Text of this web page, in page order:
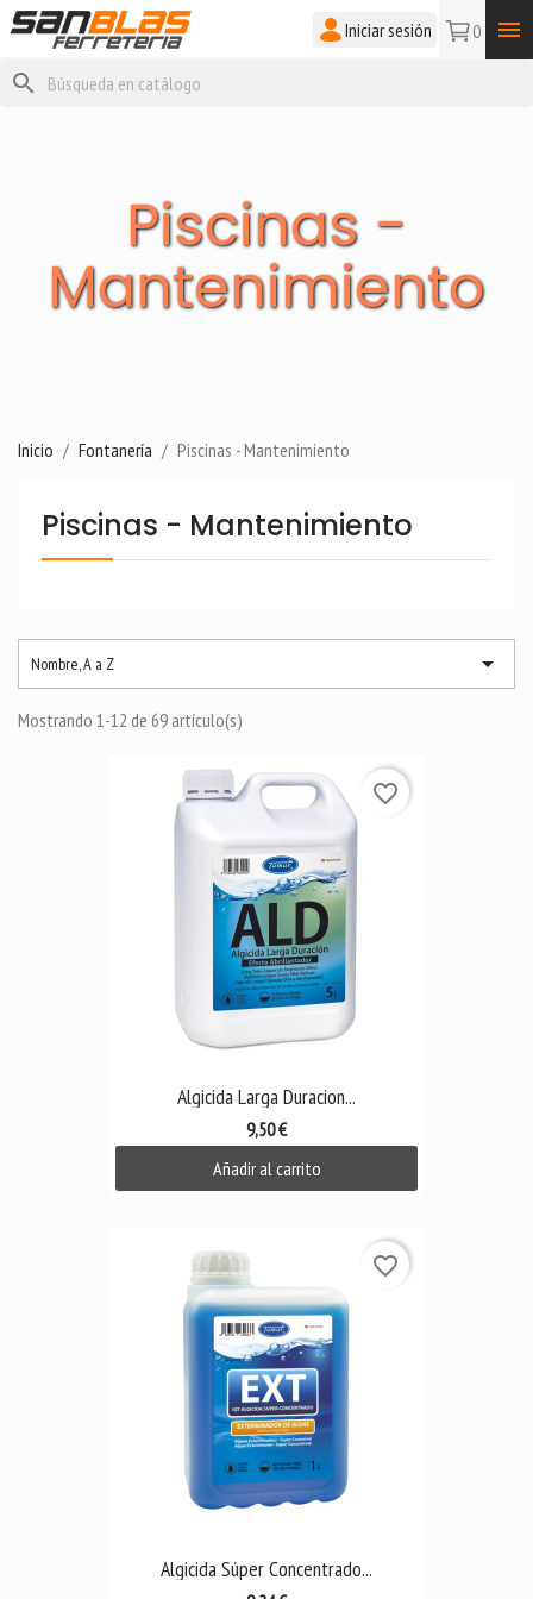
Iniciar sesión 0

search
Piscinas -
Mantenimiento
Inicio Fontanería Piscinas - Mantenimiento
Piscinas - Mantenimiento
Nombre, A a Z 
Mostrando 1-12 de 69 artículo(s)
Algicida Larga Duracion...
9,50 €
Añadir al carrito
favorite_border
Algicida Súper Concentrado...
favorite_border